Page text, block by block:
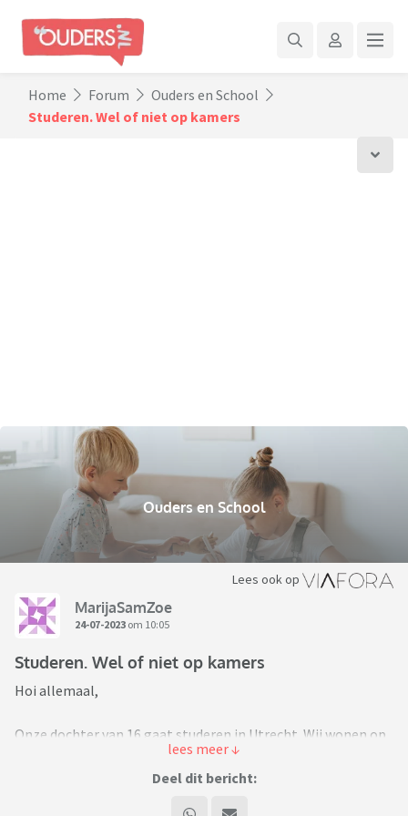
Home Forum
Ouders en School
Studeren. Wel of niet op kamers
Ouders en School
Lees ook op
MarijaSamZoe
24-07-2023 om 10:05
Studeren. Wel of niet op kamers
Hoi allemaal,
Onze dochter van 16 gaat studeren in Utrecht. Wij wonen op
Texel en haar vader in Egmond. We hebben inmiddels
uitgerekend dat vanaf haar vader het iedere dag 4 uur reizen
Deel dit bericht: